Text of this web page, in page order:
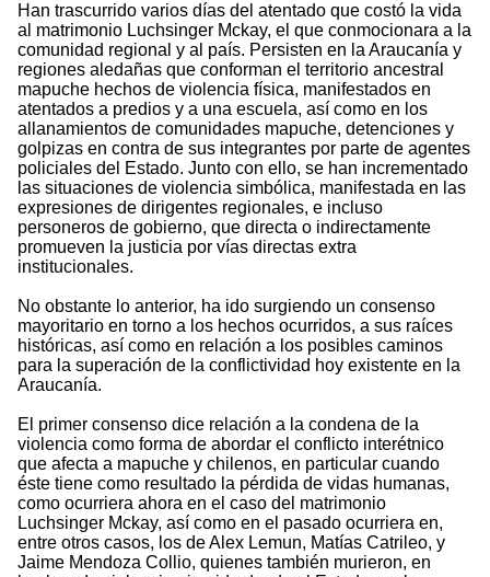
Han trascurrido varios días del atentado que costó la vida
al matrimonio Luchsinger Mckay, el que conmocionara a la
comunidad regional y al país. Persisten en la Araucanía y
regiones aledañas que conforman el territorio ancestral
mapuche hechos de violencia física, manifestados en
atentados a predios y a una escuela, así como en los
allanamientos de comunidades mapuche, detenciones y
golpizas en contra de sus integrantes por parte de agentes
policiales del Estado. Junto con ello, se han incrementado
las situaciones de violencia simbólica, manifestada en las
expresiones de dirigentes regionales, e incluso
personeros de gobierno, que directa o indirectamente
promueven la justicia por vías directas extra
institucionales.
No obstante lo anterior, ha ido surgiendo un consenso
mayoritario en torno a los hechos ocurridos, a sus raíces
históricas, así como en relación a los posibles caminos
para la superación de la conflictividad hoy existente en la
Araucanía.
El primer consenso dice relación a la condena de la
violencia como forma de abordar el conflicto interétnico
que afecta a mapuche y chilenos, en particular cuando
éste tiene como resultado la pérdida de vidas humanas,
como ocurriera ahora en el caso del matrimonio
Luchsinger Mckay, así como en el pasado ocurriera en,
entre otros casos, los de Alex Lemun, Matías Catrileo, y
Jaime Mendoza Collio, quienes también murieron, en